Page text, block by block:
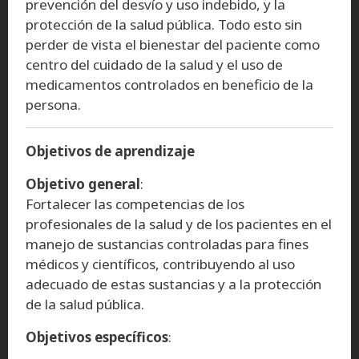
prevención del desvío y uso indebido, y la
protección de la salud pública. Todo esto sin
perder de vista el bienestar del paciente como
centro del cuidado de la salud y el uso de
medicamentos controlados en beneficio de la
persona.
Objetivos de aprendizaje
Objetivo general:
Fortalecer las competencias de los
profesionales de la salud y de los pacientes en el
manejo de sustancias controladas para fines
médicos y científicos, contribuyendo al uso
adecuado de estas sustancias y a la protección
de la salud pública.
Objetivos específicos: